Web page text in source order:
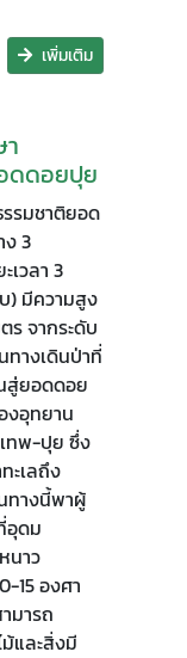
เพิ่มเติม
ดดอยปุย
รมชาติยอด
ง 3
เวลา 3
) มีความสูง
ร จากระดับ
ทางเดินป่าที่
สู่ยอดดอย
งอุทยาน
ทพ-ปุย ซึ่ง
ะเลถึง
ทางนี้พาผู้
อุดม
นาว
15 องศา
มารถ
และสิ่งมี